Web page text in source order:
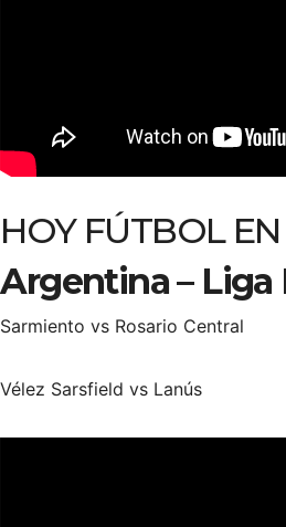
HOY FÚTBOL
Argentina – Liga
Sarmiento vs Rosario Central
Vélez Sarsfield vs Lanús